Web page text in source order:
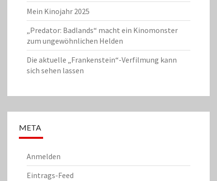
Mein Kinojahr 2025
„Predator: Badlands“ macht ein Kinomonster
zum ungewöhnlichen Helden
Die aktuelle „Frankenstein“-Verfilmung kann
sich sehen lassen
META
Anmelden
Eintrags-Feed